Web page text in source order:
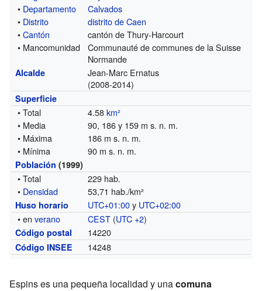
• Departamento
Calvados
• Distrito
distrito de Caen
•Cantón
cantón de Thury-Harcourt
• Mancomunidad
Communauté de communes de la Suisse
Normande
Alcalde
Jean-Marc Ernatus
(2008-2014)
Superficie
• Total 4.58km²
• Media
90, 186 y 159 m s. n. m.
• Máxima
186 m s. n. m.
• Mínima
90 m s. n. m.
Población (1999)
• Total
229 hab.
• Densidad 53,71 hab./km²
Huso horario UTC+01:00y UTC+02:00
• enverano CEST (UTC +2)
Código postal 14220
Código INSEE 14248
Espins es una pequeña localidad y unacomuna